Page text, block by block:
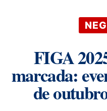
FIGA
marcada:
de